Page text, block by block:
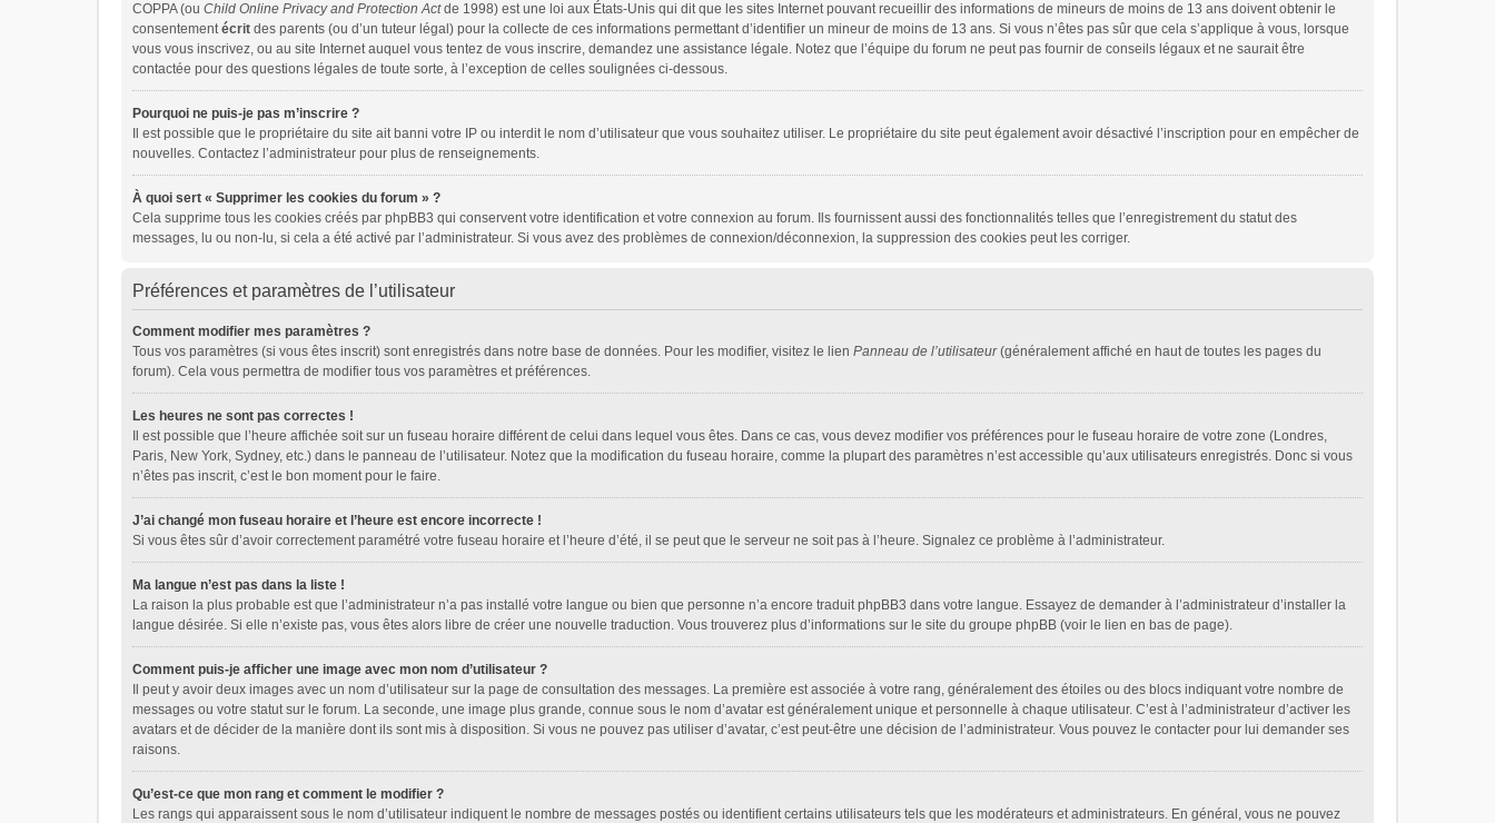
COPPA (ou Child Online Privacy and Protection Actde 1998) est une loi aux États-Unis qui dit que les sites Internet pouvant recueillir des informations de mineurs de moins de 13 ans doivent obtenir le
consentementécrit des parents (ou d’un tuteur légal) pour la collecte de ces informations permettant d’identifier un mineur de moins de 13 ans. Si vous n’êtes pas sûr que cela s’applique à vous, lorsque
vous vous inscrivez, ou au site Internet auquel vous tentez de vous inscrire, demandez une assistance légale. Notez que l’équipe du forum ne peut pas fournir de conseils légaux et ne saurait être
contactée pour des questions légales de toute sorte, à l’exception de celles soulignées ci-dessous.
Pourquoi ne puis-je pas m’inscrire ?
Il est possible que le propriétaire du site ait banni votre IP ou interdit le nom d’utilisateur que vous souhaitez utiliser. Le propriétaire du site peut également avoir désactivé l’inscription pour en empêcher de
nouvelles. Contactez l’administrateur pour plus de renseignements.
À quoi sert « Supprimer les cookies du forum » ?
Cela supprime tous les cookies créés par phpBB3 qui conservent votre identification et votre connexion au forum. Ils fournissent aussi des fonctionnalités telles que l’enregistrement du statut des
messages, lu ou non-lu, si cela a été activé par l’administrateur. Si vous avez des problèmes de connexion/déconnexion, la suppression des cookies peut les corriger.
Préférences et paramètres de l’utilisateur
Comment modifier mes paramètres ?
Tous vos paramètres (si vous êtes inscrit) sont enregistrés dans notre base de données. Pour les modifier, visitez le lien Panneau de l’utilisateur(généralement affiché en haut de toutes les pages du
forum). Cela vous permettra de modifier tous vos paramètres et préférences.
Les heures ne sont pas correctes !
Il est possible que l’heure affichée soit sur un fuseau horaire différent de celui dans lequel vous êtes. Dans ce cas, vous devez modifier vos préférences pour le fuseau horaire de votre zone (Londres,
Paris, New York, Sydney, etc.) dans le panneau de l’utilisateur. Notez que la modification du fuseau horaire, comme la plupart des paramètres n’est accessible qu’aux utilisateurs enregistrés. Donc si vous
n’êtes pas inscrit, c’est le bon moment pour le faire.
J’ai changé mon fuseau horaire et l’heure est encore incorrecte !
Si vous êtes sûr d’avoir correctement paramétré votre fuseau horaire et l’heure d’été, il se peut que le serveur ne soit pas à l’heure. Signalez ce problème à l’administrateur.
Ma langue n’est pas dans la liste !
La raison la plus probable est que l’administrateur n’a pas installé votre langue ou bien que personne n’a encore traduit phpBB3 dans votre langue. Essayez de demander à l’administrateur d’installer la
langue désirée. Si elle n’existe pas, vous êtes alors libre de créer une nouvelle traduction. Vous trouverez plus d’informations sur le site du groupe phpBB (voir le lien en bas de page).
Comment puis-je afficher une image avec mon nom d’utilisateur ?
Il peut y avoir deux images avec un nom d’utilisateur sur la page de consultation des messages. La première est associée à votre rang, généralement des étoiles ou des blocs indiquant votre nombre de
messages ou votre statut sur le forum. La seconde, une image plus grande, connue sous le nom d’avatar est généralement unique et personnelle à chaque utilisateur. C’est à l’administrateur d’activer les
avatars et de décider de la manière dont ils sont mis à disposition. Si vous ne pouvez pas utiliser d’avatar, c’est peut-être une décision de l’administrateur. Vous pouvez le contacter pour lui demander ses
raisons.
Qu’est-ce que mon rang et comment le modifier ?
Les rangs qui apparaissent sous le nom d’utilisateur indiquent le nombre de messages postés ou identifient certains utilisateurs tels que les modérateurs et administrateurs. En général, vous ne pouvez